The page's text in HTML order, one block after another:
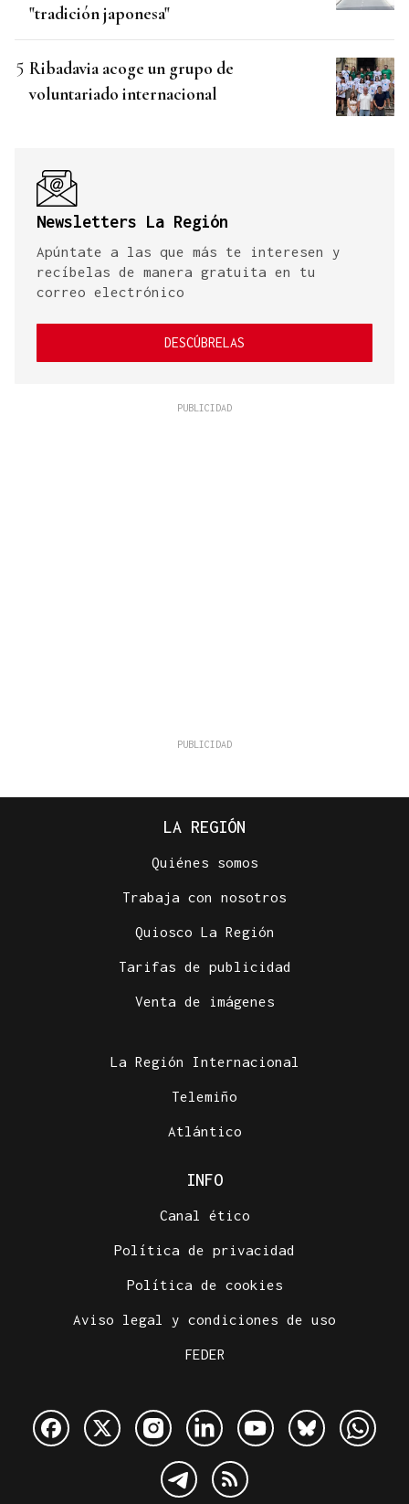
"tradición japonesa"
Ribadavia acoge un grupo de
voluntariado internacional
Newsletters La Región
Apúntate a las que más te interesen y
recíbelas de manera gratuita en tu
correo electrónico
DESCÚBRELAS
LA REGIÓN
Quiénes somos
Trabaja con nosotros
Quiosco La Región
Tarifas de publicidad
Venta de imágenes
La Región Internacional
Telemiño
Atlántico
INFO
Canal ético
Política de privacidad
Política de cookies
Aviso legal y condiciones de uso
FEDER